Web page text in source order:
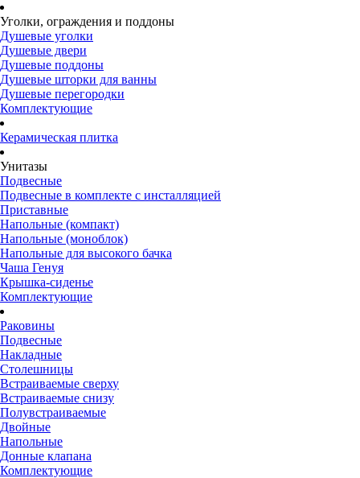
Уголки, ограждения и поддоны
Душевые уголки
Душевые двери
Душевые поддоны
Душевые шторки для ванны
Душевые перегородки
Комплектующие
Керамическая плитка
Унитазы
Подвесные
Подвесные в комплекте с инсталляцией
Приставные
Напольные (компакт)
Напольные (моноблок)
Напольные для высокого бачка
Чаша Генуя
Крышка-сиденье
Комплектующие
Раковины
Подвесные
Накладные
Столешницы
Встраиваемые сверху
Встраиваемые снизу
Полувстраиваемые
Двойные
Напольные
Донные клапана
Комплектующие